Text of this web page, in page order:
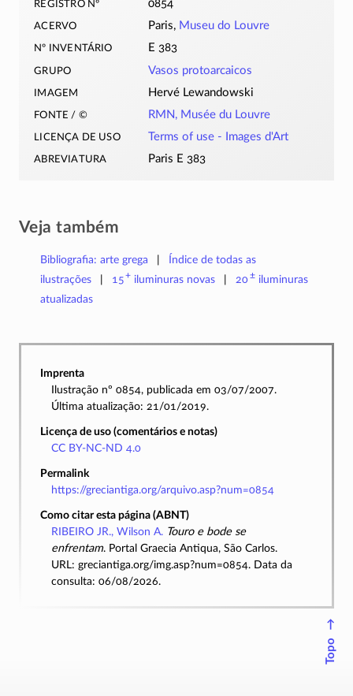
0854
acervo Paris, Museu do Louvre
nº inventário E 383
grupo Vasos protoarcaicos
imagem Hervé Lewandowski
fonte / © RMN, Musée du Louvre
licença de uso Terms of use - Images d'Art
abreviatura Paris E 383
Veja também
Bibliografia: arte grega
Índice de todas as
ilustrações
15+ iluminuras novas 20±iluminuras
atualizadas
Imprenta
Ilustração nº 0854, publicada em 03/07/2007.
Última atualização: 21/01/2019.
Licença de uso (comentários e notas)
CC BY-NC-ND 4.0
Permalink
https://greciantiga.org/arquivo.asp?num=0854
Como citar esta página (ABNT)
RIBEIRO JR., Wilson A. Touro e bode se
enfrentam. Portal Graecia Antiqua, São Carlos.
URL: greciantiga.org/img.asp?num=0854. Data da
consulta: 06/08/2026.
↑
Topo